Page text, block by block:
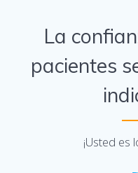
La
pacientes
¡Usted es